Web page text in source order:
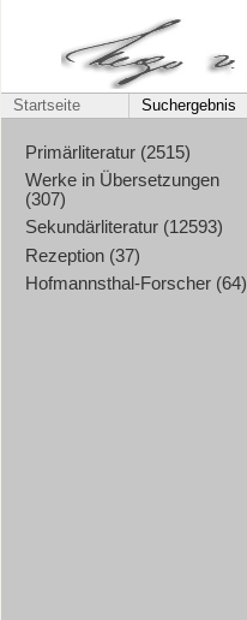
Startseite Suchergebnis
Primärliteratur (2515)
Werke in Übersetzungen
(307)
Sekundärliteratur (12593)
Rezeption (37)
Hofmannsthal-Forscher (64)